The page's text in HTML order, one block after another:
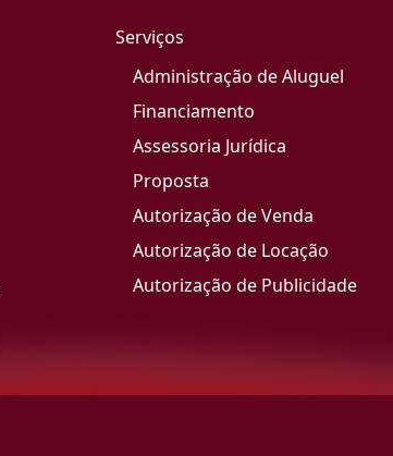
Serviços
Administração de Aluguel
Financiamento
Assessoria Jurídica
Proposta
Autorização de Venda
Autorização de Locação
Autorização de Publicidade